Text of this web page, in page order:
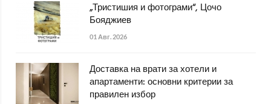
„Тристишия и фотограми“, Цочо
Бояджиев
01 Авг. 2026
Доставка на врати за хотели и
апартаменти: основни критерии за
правилен избор